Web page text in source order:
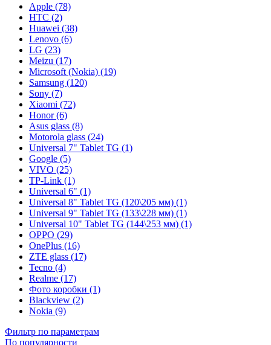
Apple (78)
HTC (2)
Huawei (38)
Lenovo (6)
LG (23)
Meizu (17)
Microsoft (Nokia) (19)
Samsung (120)
Sony (7)
Xiaomi (72)
Honor (6)
Asus glass (8)
Motorola glass (24)
Universal 7" Tablet TG (1)
Google (5)
VIVO (25)
TP-Link (1)
Universal 6" (1)
Universal 8" Tablet TG (120\205 мм) (1)
Universal 9" Tablet TG (133\228 мм) (1)
Universal 10" Tablet TG (144\253 мм) (1)
OPPO (29)
OnePlus (16)
ZTE glass (17)
Tecno (4)
Realme (17)
Фото коробки (1)
Blackview (2)
Nokia (9)
Фильтр по параметрам
По популярности